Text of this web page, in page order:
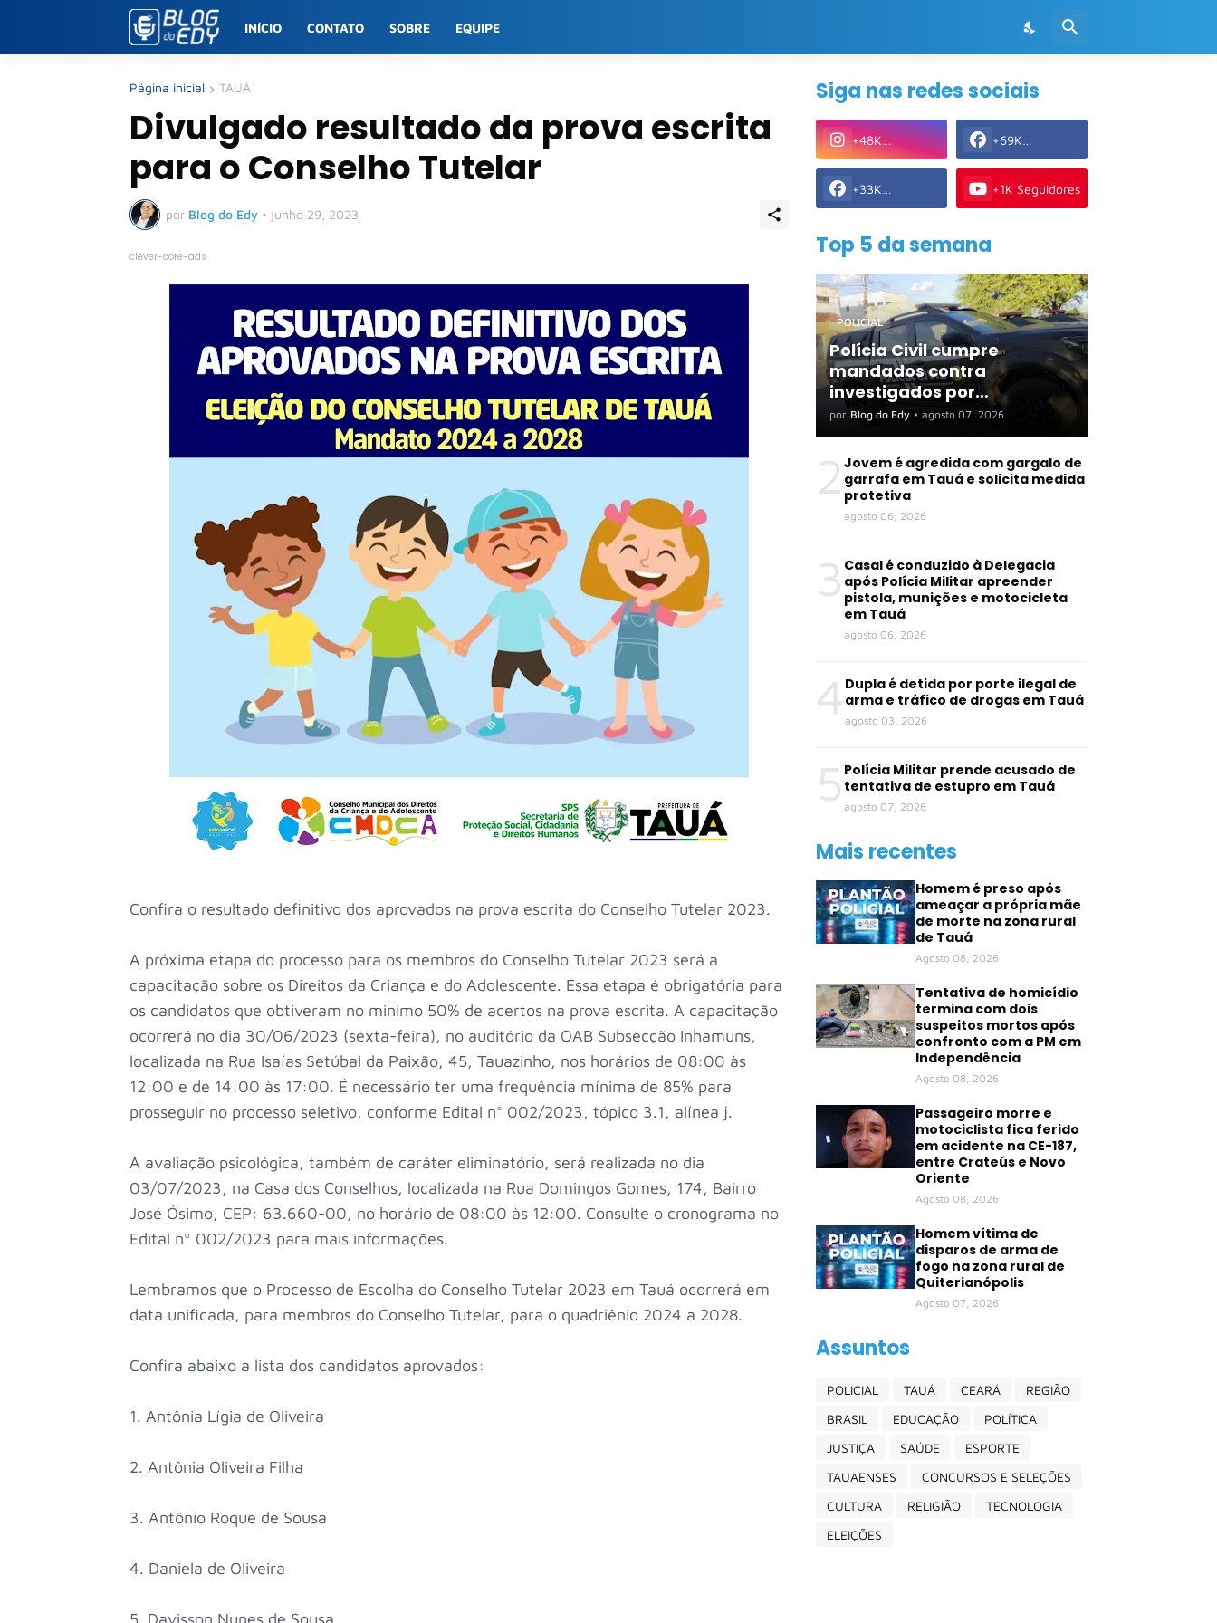
INÍCIO CONTATO SOBRE EQUIPE
Página inicial TAUÁ
Divulgado resultado da prova escrita
para o Conselho Tutelar
por Blog do Edy • junho 29, 2023
clever-core-ads
Confira o resultado definitivo dos aprovados na prova escrita do Conselho Tutelar 2023.
A próxima etapa do processo para os membros do Conselho Tutelar 2023 será a
capacitação sobre os Direitos da Criança e do Adolescente. Essa etapa é obrigatória para
os candidatos que obtiveram no minimo 50% de acertos na prova escrita. A capacitação
ocorrerá no dia 30/06/2023 (sexta-feira), no auditório da OAB Subsecção Inhamuns,
localizada na Rua Isaías Setúbal da Paixão, 45, Tauazinho, nos horários de 08:00 às
12:00 e de 14:00 às 17:00. É necessário ter uma frequência mínima de 85% para
prosseguir no processo seletivo, conforme Edital n° 002/2023, tópico 3.1, alínea j.
A avaliação psicológica, também de caráter eliminatório, será realizada no dia
03/07/2023, na Casa dos Conselhos, localizada na Rua Domingos Gomes, 174, Bairro
José Ósimo, CEP: 63.660-00, no horário de 08:00 às 12:00. Consulte o cronograma no
Edital nº 002/2023 para mais informações.
Lembramos que o Processo de Escolha do Conselho Tutelar 2023 em Tauá ocorrerá em
data unificada, para membros do Conselho Tutelar, para o quadriênio 2024 a 2028.
Confira abaixo a lista dos candidatos aprovados:
1. Antônia Lígia de Oliveira
2. Antônia Oliveira Filha
3. Antônio Roque de Sousa
4. Daniela de Oliveira
5. Davisson Nunes de Sousa
Siga nas redes sociais
+48K
Seguidores
+69K
Seguidores
+33K
Seguidores
+1K Seguidores
Top 5 da semana
POLICIAL
Polícia Civil cumpre
mandados contra
investigados por
organização criminosa em
Tauá e outras cidades
por Blog do Edy • agosto 07, 2026
2 Jovem é agredida com gargalo de
garrafa em Tauá e solicita medida
protetiva
agosto 06, 2026
3 Casal é conduzido à Delegacia
após Polícia Militar apreender
pistola, munições e motocicleta
em Tauá
agosto 06, 2026
4 Dupla é detida por porte ilegal de
arma e tráfico de drogas em Tauá
agosto 03, 2026
5 Polícia Militar prende acusado de
tentativa de estupro em Tauá
agosto 07, 2026
Mais recentes
Homem é preso após
ameaçar a própria mãe
de morte na zona rural
de Tauá
Agosto 08, 2026
Tentativa de homicídio
termina com dois
suspeitos mortos após
confronto com a PM em
Independência
Agosto 08, 2026
Passageiro morre e
motociclista fica ferido
em acidente na CE-187,
entre Crateús e Novo
Oriente
Agosto 08, 2026
Homem vítima de
disparos de arma de
fogo na zona rural de
Quiterianópolis
Agosto 07, 2026
Assuntos
POLICIAL TAUÁ CEARÁ
REGIÃO
BRASIL
EDUCAÇÃO
POLÍTICA
JUSTIÇA
SAÚDE
ESPORTE
TAUAENSES
CONCURSOS E SELEÇÕES
CULTURA
RELIGIÃO
TECNOLOGIA
ELEIÇÕES